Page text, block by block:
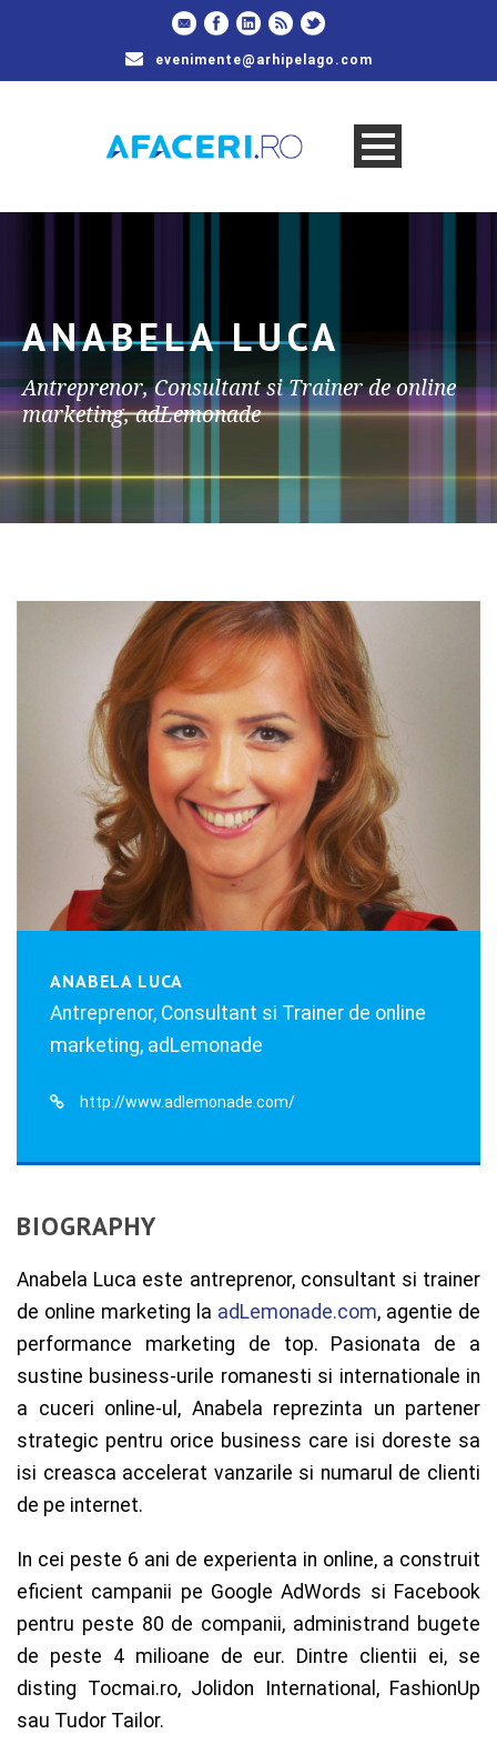
evenimente@arhipelago.com
ANABELA LUCA
Antreprenor, Consultant si Trainer de online
marketing, adLemonade
ANABELA LUCA
Antreprenor, Consultant si Trainer de online
marketing, adLemonade
http://www.adlemonade.com/
BIOGRAPHY
Anabela Luca este antreprenor, consultant si trainer
de online marketing la adLemonade.com, agentie de
performance marketing de top. Pasionata de a
sustine business-urile romanesti si internationale in
a cuceri online-ul, Anabela reprezinta un partener
strategic pentru orice business care isi doreste sa
isi creasca accelerat vanzarile si numarul de clienti
de pe internet.
In cei peste 6 ani de experienta in online, a construit
eficient campanii pe Google AdWords si Facebook
pentru peste 80 de companii, administrand bugete
de peste 4 milioane de eur. Dintre clientii ei, se
disting Tocmai.ro, Jolidon International, FashionUp
sau Tudor Tailor.